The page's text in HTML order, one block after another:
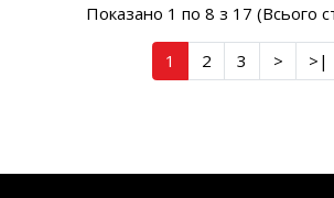
Показано 1 по 8 з 17 (Всього
1 2 3 > >|